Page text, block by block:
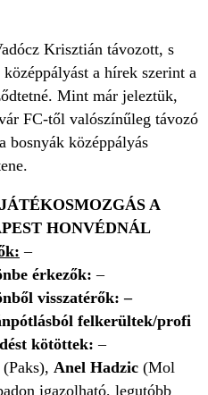
Krisztián távozott, s
a hírek szerint a
Mint már jeleztük,
FC-től valószínűleg távozó
bosnyák középpályás
A
HONVÉDNÁL
–
érkezők: –
visszatérők: –
felkerültek/profi
kötöttek: –
(Paks), Anel Hadzic (Mol
igazolható, legutóbb